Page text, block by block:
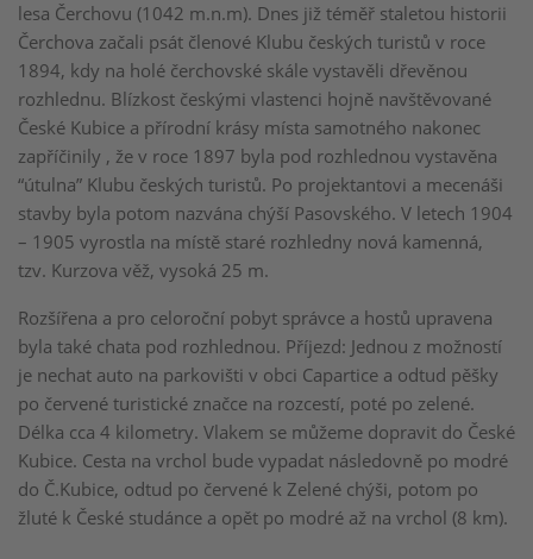
lesa Čerchovu (1042 m.n.m). Dnes již téměř staletou historii
Čerchova začali psát členové Klubu českých turistů v roce
1894, kdy na holé čerchovské skále vystavěli dřevěnou
rozhlednu. Blízkost českými vlastenci hojně navštěvované
České Kubice a přírodní krásy místa samotného nakonec
zapříčinily , že v roce 1897 byla pod rozhlednou vystavěna
“útulna” Klubu českých turistů. Po projektantovi a mecenáši
stavby byla potom nazvána chýší Pasovského. V letech 1904
– 1905 vyrostla na místě staré rozhledny nová kamenná,
tzv. Kurzova věž, vysoká 25 m.
Rozšířena a pro celoroční pobyt správce a hostů upravena
byla také chata pod rozhlednou. Příjezd: Jednou z možností
je nechat auto na parkovišti v obci Capartice a odtud pěšky
po červené turistické značce na rozcestí, poté po zelené.
Délka cca 4 kilometry. Vlakem se můžeme dopravit do České
Kubice. Cesta na vrchol bude vypadat následovně po modré
do Č.Kubice, odtud po červené k Zelené chýši, potom po
žluté k České studánce a opět po modré až na vrchol (8 km).